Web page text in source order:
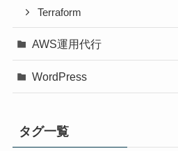
Terraform
AWS運用代行
WordPress
タグ一覧